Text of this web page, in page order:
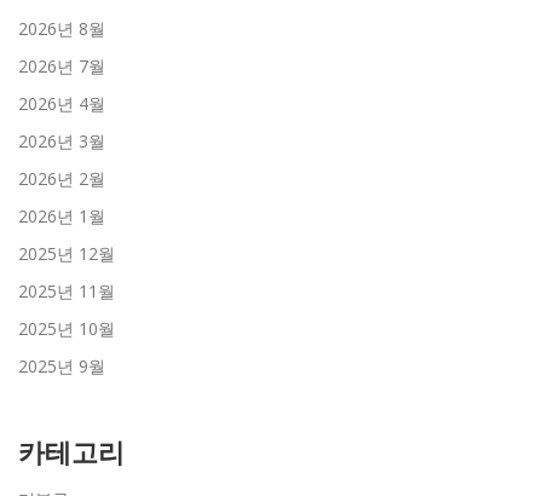
2026년 8월
2026년 7월
2026년 4월
2026년 3월
2026년 2월
2026년 1월
2025년 12월
2025년 11월
2025년 10월
2025년 9월
카테고리